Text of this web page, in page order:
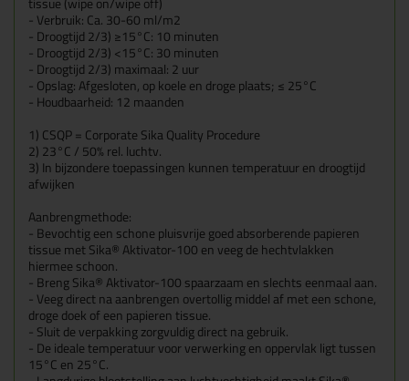
- Verbruik: Ca. 30-60 ml/m2
- Droogtijd2/3)≥15°C: 10 minuten
- Droogtijd2/3)<15°C: 30 minuten
- Droogtijd2/3)maximaal: 2 uur
- Opslag: Afgesloten, op koele en droge plaats; ≤ 25°C
- Houdbaarheid: 12 maanden
1)CSQP = Corporate Sika Quality Procedure
2)23°C / 50% rel. luchtv.
3)In bijzondere toepassingen kunnen temperatuur en droogtijd
afwijken
Aanbrengmethode:
- Bevochtig een schone pluisvrije goed absorberende papieren
tissue met Sika® Aktivator-100 en veeg de hechtvlakken
hiermee schoon.
- Breng Sika® Aktivator-100 spaarzaam en slechts eenmaal aan.
- Veeg direct na aanbrengen overtollig middel af met een schone,
droge doek of een papieren tissue.
- Sluit de verpakking zorgvuldig direct na gebruik.
- De ideale temperatuur voor verwerking en oppervlak ligt tussen
15°C en 25°C.